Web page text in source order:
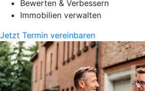
Bewerten & Verbessern
Immobilien verwalten
Jetzt Termin vereinbaren